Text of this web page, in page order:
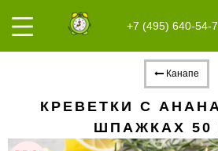
+7 (495) 640-54-
Канапе
КРЕВЕТКИ С
ШПАЖКАХ 50